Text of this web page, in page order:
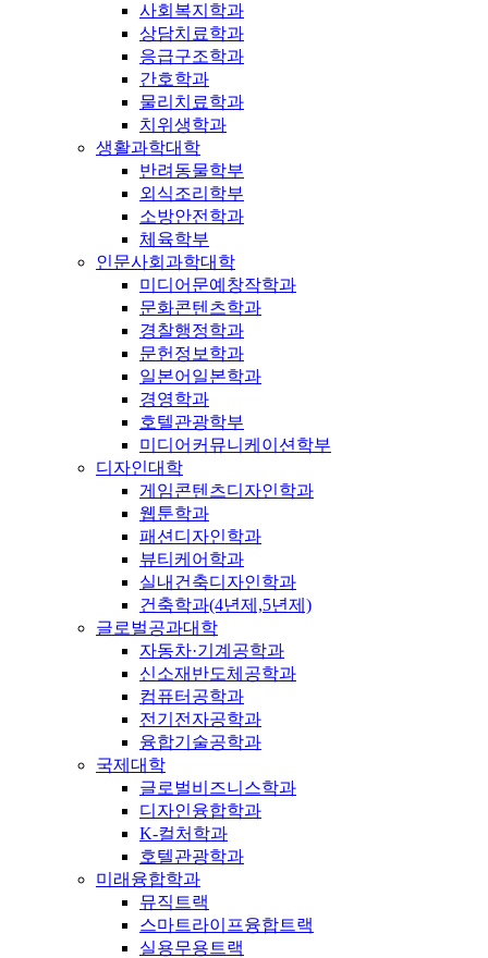
사회복지학과
상담치료학과
응급구조학과
간호학과
물리치료학과
치위생학과
생활과학대학
반려동물학부
외식조리학부
소방안전학과
체육학부
인문사회과학대학
미디어문예창작학과
문화콘텐츠학과
경찰행정학과
문헌정보학과
일본어일본학과
경영학과
호텔관광학부
미디어커뮤니케이션학부
디자인대학
게임콘텐츠디자인학과
웹툰학과
패션디자인학과
뷰티케어학과
실내건축디자인학과
건축학과(4년제,5년제)
글로벌공과대학
자동차·기계공학과
신소재반도체공학과
컴퓨터공학과
전기전자공학과
융합기술공학과
국제대학
글로벌비즈니스학과
디자인융합학과
K-컬처학과
호텔관광학과
미래융합학과
뮤직트랙
스마트라이프융합트랙
실용무용트랙